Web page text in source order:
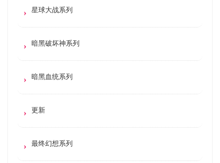
星球大战系列
暗黑破坏神系列
暗黑血统系列
更新
最终幻想系列